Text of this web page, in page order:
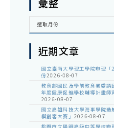
彙整
彙
選取月份
近期文章
國立臺南大學理工學院辦理
份2026-08-07
教育部國民及學前教育署委
年度健康促進學校輔導計畫
2026-08-07
國立高雄科技大學海事學院
模創客大賽」 2026-08-07
桃園市立陽明高級中等學校